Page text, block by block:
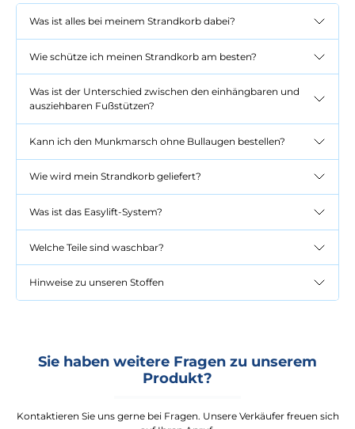
Was ist alles bei meinem Strandkorb dabei?
Wie schütze ich meinen Strandkorb am besten?
Was ist der Unterschied zwischen den einhängbaren und
ausziehbaren Fußstützen?
Kann ich den Munkmarsch ohne Bullaugen bestellen?
Wie wird mein Strandkorb geliefert?
Was ist das Easylift-System?
Welche Teile sind waschbar?
Hinweise zu unseren Stoffen
Sie haben weitere Fragen zu unserem
Produkt?
Kontaktieren Sie uns gerne bei Fragen. Unsere Verkäufer freuen sich